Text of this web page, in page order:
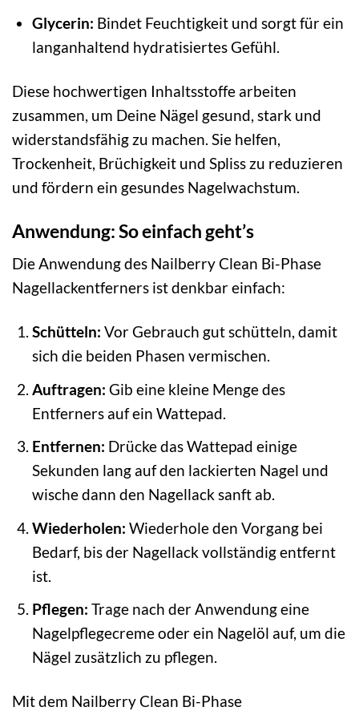
Glycerin: Bindet Feuchtigkeit und sorgt für ein
langanhaltend hydratisiertes Gefühl.
Diese hochwertigen Inhaltsstoffe arbeiten
zusammen, um Deine Nägel gesund, stark und
widerstandsfähig zu machen. Sie helfen,
Trockenheit, Brüchigkeit und Spliss zu reduzieren
und fördern ein gesundes Nagelwachstum.
Anwendung: So einfach geht’s
Die Anwendung des Nailberry Clean Bi-Phase
Nagellackentferners ist denkbar einfach:
Schütteln: Vor Gebrauch gut schütteln, damit
sich die beiden Phasen vermischen.
Auftragen: Gib eine kleine Menge des
Entferners auf ein Wattepad.
Entfernen: Drücke das Wattepad einige
Sekunden lang auf den lackierten Nagel und
wische dann den Nagellack sanft ab.
Wiederholen: Wiederhole den Vorgang bei
Bedarf, bis der Nagellack vollständig entfernt
ist.
Pflegen: Trage nach der Anwendung eine
Nagelpflegecreme oder ein Nagelöl auf, um die
Nägel zusätzlich zu pflegen.
Mit dem Nailberry Clean Bi-Phase